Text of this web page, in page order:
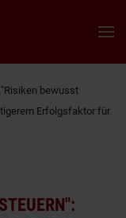
bewusst
Erfolgsfaktor für